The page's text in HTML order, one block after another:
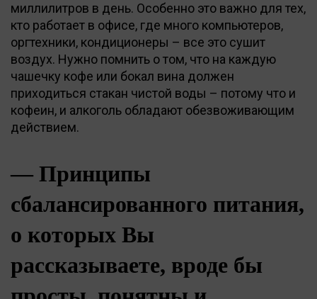
миллилитров в день. Особенно это важно для тех,
кто работает в офисе, где много компьютеров,
оргтехники, кондиционеры – все это сушит
воздух. Нужно помнить о том, что на каждую
чашечку кофе или бокал вина должен
приходиться стакан чистой воды – потому что и
кофеин, и алкоголь обладают обезвоживающим
действием.
— Принципы
сбалансированного питания,
о которых Вы
рассказываете, вроде бы